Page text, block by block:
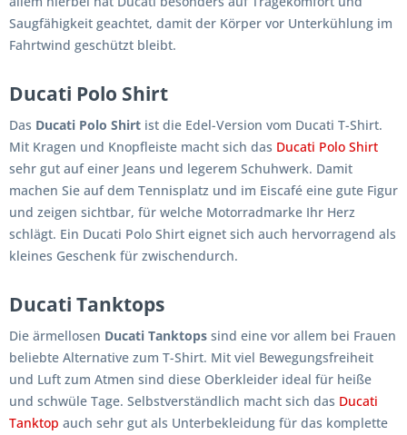
Saugfähigkeit geachtet, damit der Körper vor Unterkühlung im
Fahrtwind geschützt bleibt.
Ducati Polo Shirt
Das Ducati Polo Shirt ist die Edel-Version vom Ducati T-Shirt.
Mit Kragen und Knopfleiste macht sich das Ducati Polo Shirt
sehr gut auf einer Jeans und legerem Schuhwerk. Damit
machen Sie auf dem Tennisplatz und im Eiscafé eine gute Figur
und zeigen sichtbar, für welche Motorradmarke Ihr Herz
schlägt. Ein Ducati Polo Shirt eignet sich auch hervorragend als
kleines Geschenk für zwischendurch.
Ducati Tanktops
Die ärmellosen Ducati Tanktops sind eine vor allem bei Frauen
beliebte Alternative zum T-Shirt. Mit viel Bewegungsfreiheit
und Luft zum Atmen sind diese Oberkleider ideal für heiße
und schwüle Tage. Selbstverständlich macht sich das Ducati
Tanktop auch sehr gut als Unterbekleidung für das komplette